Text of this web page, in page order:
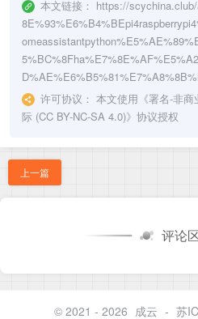
本文链接： https://
许可协议： 本文使用《署名-非商
际 (CC BY-NC-SA 4.0)》协议授权
上一篇
评论
© 2021 - 2026 成云 - 苏